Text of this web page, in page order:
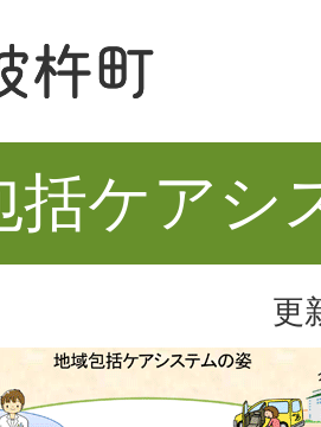
括ケアシ
更